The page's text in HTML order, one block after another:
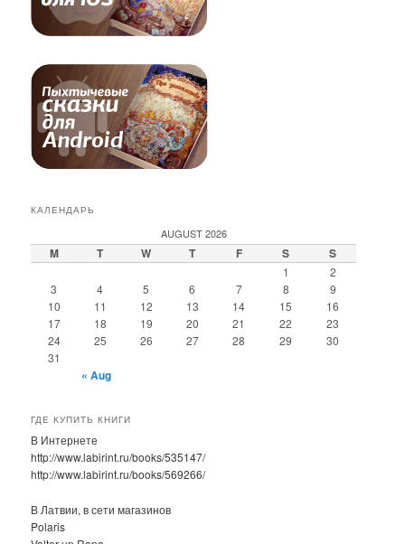
КАЛЕНДАРЬ
AUGUST 2026
M T W T F S S
1
2
3
4 5 6 7 8
9
10
11 12 13 14 15
16
17
18 19 20 21 22
23
24
25 26 27 28 29
30
31
« Aug
ГДЕ КУПИТЬ КНИГИ
В Интернете
http://www.labirint.ru/books/535147/
http://www.labirint.ru/books/569266/
В Латвии, в сети магазинов
Polaris